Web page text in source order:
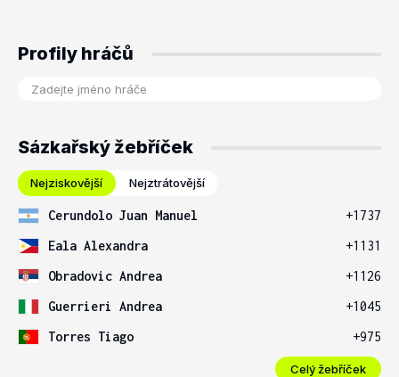
Profily hráčů
Sázkařský žebříček
Nejziskovější Nejztrátovější
Cerundolo Juan Manuel
+1737
Eala Alexandra
+1131
Obradovic Andrea
+1126
Guerrieri Andrea
+1045
Torres Tiago
+975
Celý žebříček